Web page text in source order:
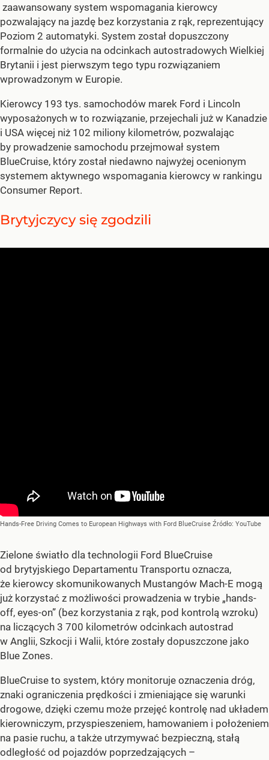
zaawansowany system wspomagania kierowcy
pozwalający na jazdę bez korzystania z rąk, reprezentujący
Poziom 2 automatyki. System został dopuszczony
formalnie do użycia na odcinkach autostradowych Wielkiej
Brytanii i jest pierwszym tego typu rozwiązaniem
wprowadzonym w Europie.
Kierowcy 193 tys. samochodów marek Ford i Lincoln
wyposażonych w to rozwiązanie, przejechali już w Kanadzie
i USA więcej niż 102 miliony kilometrów, pozwalając
by prowadzenie samochodu przejmował system
BlueCruise, który został niedawno najwyżej ocenionym
systemem aktywnego wspomagania kierowcy w rankingu
Consumer Report.
Brytyjczycy się zgodzili
Hands-Free Driving Comes to European Highways with Ford BlueCruise Źródło: YouTube
Zielone światło dla technologii Ford BlueCruise
od brytyjskiego Departamentu Transportu oznacza,
że kierowcy skomunikowanych Mustangów Mach-E mogą
już korzystać z możliwości prowadzenia w trybie „hands-
off, eyes-on” (bez korzystania z rąk, pod kontrolą wzroku)
na liczących 3 700 kilometrów odcinkach autostrad
w Anglii, Szkocji i Walii, które zostały dopuszczone jako
Blue Zones.
BlueCruise to system, który monitoruje oznaczenia dróg,
znaki ograniczenia prędkości i zmieniające się warunki
drogowe, dzięki czemu może przejęć kontrolę nad układem
kierowniczym, przyspieszeniem, hamowaniem i położeniem
na pasie ruchu, a także utrzymywać bezpieczną, stałą
odległość od pojazdów poprzedzających –